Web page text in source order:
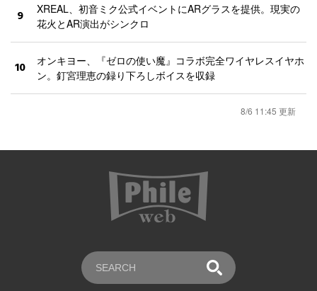
9
XREAL、初音ミク公式イベントにARグラスを提供。現実の
花火とAR演出がシンクロ
10
オンキヨー、『ゼロの使い魔』コラボ完全ワイヤレスイヤホ
ン。釘宮理恵の録り下ろしボイスを収録
8/6 11:45 更新